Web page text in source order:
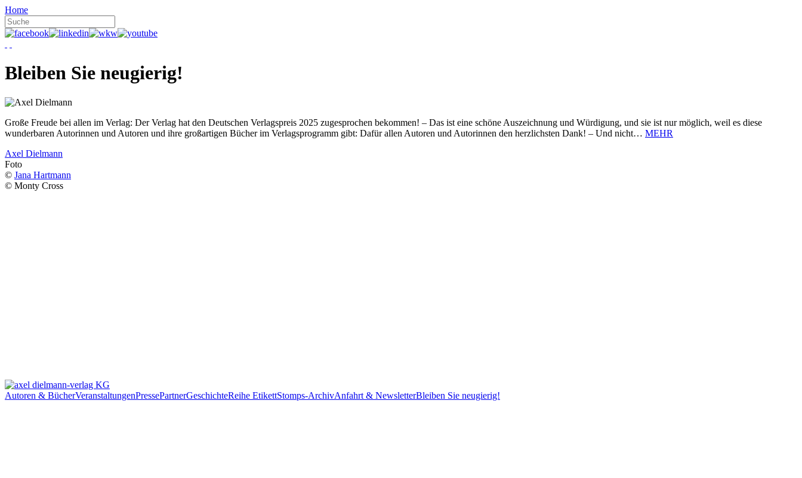
Home
Bleiben Sie neugierig!
Große Freude bei allen im Verlag: Der Verlag hat den Deutschen Verlagspreis 2025 zugesprochen bekommen! – Das ist eine schöne Auszeichnung und Würdigung, und sie ist nur möglich, weil es diese
wunderbaren Autorinnen und Autoren und ihre großartigen Bücher im Verlagsprogramm gibt: Dafür allen Autoren und Autorinnen den herzlichsten Dank! – Und nicht… MEHR
Axel Dielmann
Foto
© Jana Hartmann
© Monty Cross
Autoren & BücherVeranstaltungenPressePartnerGeschichteReihe EtikettStomps-ArchivAnfahrt & NewsletterBleiben Sie neugierig!